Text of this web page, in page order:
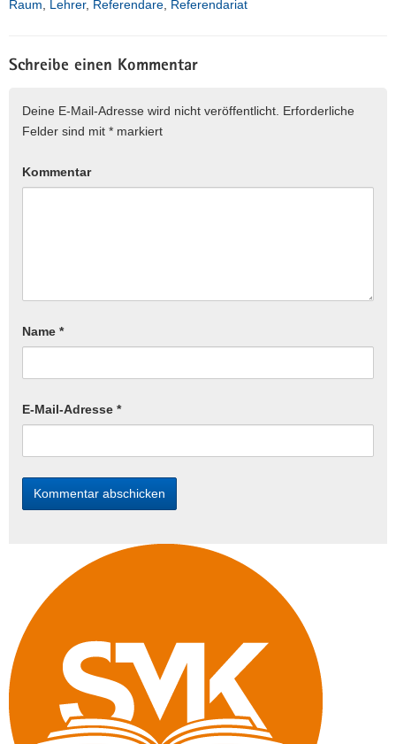
Raum Lehrer, Referendare Referendariat
Schreibe einen Kommentar
Deine E-Mail-Adresse wird nicht veröffentlicht. Erforderliche
Felder sind mit * markiert
Kommentar
Name *
E-Mail-Adresse *